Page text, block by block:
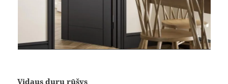
Vidaus durų rūšys